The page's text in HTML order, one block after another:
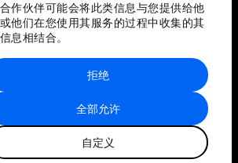
作伙伴可能会将此类信息与您提供给他
他们在您使用其服务的过程中收集的其
息相结合。
全部允许
自定义
拒绝
站点地图
世界经济论坛